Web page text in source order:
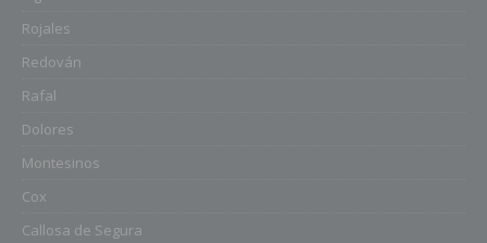
Rojales
Redován
Rafal
Dolores
Montesinos
Cox
Callosa de Segura